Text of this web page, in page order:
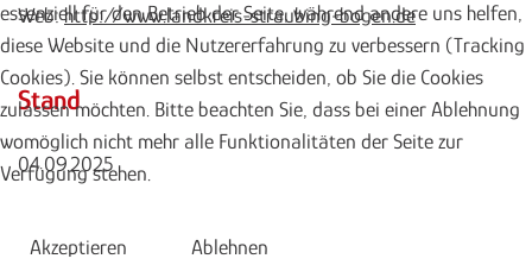
Web:http://www.landkreis-straubing-bogen.de
Stand
04.09.2025
essenziell für den Betrieb der Seite, während andere uns helfen,
diese Website und die Nutzererfahrung zu verbessern (Tracking
Cookies). Sie können selbst entscheiden, ob Sie die Cookies
zulassen möchten. Bitte beachten Sie, dass bei einer Ablehnung
womöglich nicht mehr alle Funktionalitäten der Seite zur
Verfügung stehen.
Akzeptieren
Ablehnen